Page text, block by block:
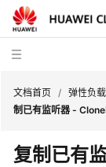
最
新
文档首页 / 弹性负
制已有监听器 -
复制已有